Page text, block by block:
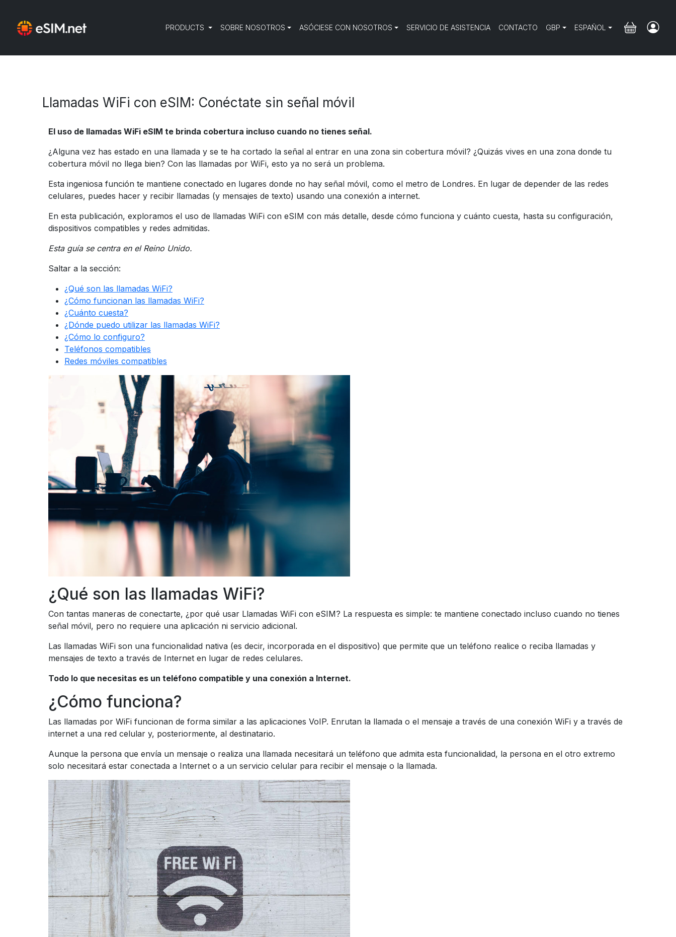
PRODUCTS SOBRE NOSOTROS ASÓCIESE CON NOSOTROS SERVICIO DE ASISTENCIA CONTACTO GBP ESPAÑOL
Llamadas WiFi con eSIM: Conéctate sin señal móvil
El uso de llamadas WiFi eSIM te brinda cobertura incluso cuando no tienes señal.
¿Alguna vez has estado en una llamada y se te ha cortado la señal al entrar en una zona sin cobertura móvil? ¿Quizás vives en una zona donde tu
cobertura móvil no llega bien? Con las llamadas por WiFi, esto ya no será un problema.
Esta ingeniosa función te mantiene conectado en lugares donde no hay señal móvil, como el metro de Londres. En lugar de depender de las redes
celulares, puedes hacer y recibir llamadas (y mensajes de texto) usando una conexión a internet.
En esta publicación, exploramos el uso de llamadas WiFi con eSIM con más detalle, desde cómo funciona y cuánto cuesta, hasta su configuración,
dispositivos compatibles y redes admitidas.
Esta guía se centra en el Reino Unido.
Saltar a la sección:
¿Qué son las llamadas WiFi?
¿Cómo funcionan las llamadas WiFi?
¿Cuánto cuesta?
¿Dónde puedo utilizar las llamadas WiFi?
¿Cómo lo configuro?
Teléfonos compatibles
Redes móviles compatibles
¿Qué son las llamadas WiFi?
Con tantas maneras de conectarte, ¿por qué usar Llamadas WiFi con eSIM? La respuesta es simple: te mantiene conectado incluso cuando no tienes
señal móvil, pero no requiere una aplicación ni servicio adicional.
Las llamadas WiFi son una funcionalidad nativa (es decir, incorporada en el dispositivo) que permite que un teléfono realice o reciba llamadas y
mensajes de texto a través de Internet en lugar de redes celulares.
Todo lo que necesitas es un teléfono compatible y una conexión a Internet.
¿Cómo funciona?
Las llamadas por WiFi funcionan de forma similar a las aplicaciones VoIP. Enrutan la llamada o el mensaje a través de una conexión WiFi y a través de
internet a una red celular y, posteriormente, al destinatario.
Aunque la persona que envía un mensaje o realiza una llamada necesitará un teléfono que admita esta funcionalidad, la persona en el otro extremo
solo necesitará estar conectada a Internet o a un servicio celular para recibir el mensaje o la llamada.